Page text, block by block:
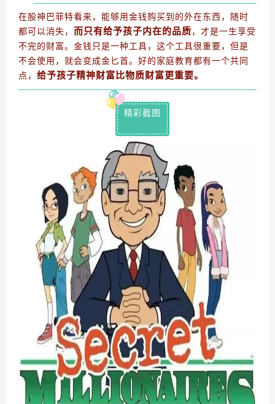
在股神巴菲特看来， 能够用金钱购买到的外在东西，随时
都可以消失， 而只有给予孩子内在的品质 ，才是一生享受
不完的财富。金钱只是一种工具，这个工具很重要，但是
不会使用，就会变成金匕首。好的家庭教育都有一个共同
点， 给予孩子精神财富比物质财富更重要。
精彩截图